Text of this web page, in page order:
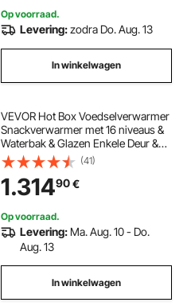
Op voorraad.
Levering:zodra Do. Aug. 13
In winkelwagen
VEVOR Hot Box Voedselverwarmer
Snackverwarmer met 16 niveaus &
Waterbak & Glazen Enkele Deur &
Verstelbare Planken, Roestvrijstalen
Voedselverwarmerkast, Ideaal voor
het bewaren van Pizzakip
(41)
1.31490€
Op voorraad.
Levering: Ma. Aug. 10 - Do.
Aug. 13
In winkelwagen